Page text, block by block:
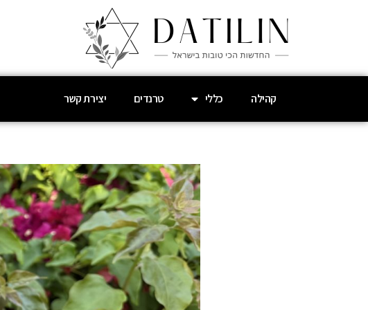
קהילה כללי טרנדים יצירת קשר